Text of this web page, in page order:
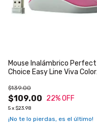
Mouse Inalámbrico Perfect
Choice Easy Line Viva Color
$109.00
$139.00
22% OFF
5x $23.98
¡No te lo pierdas, es el último!